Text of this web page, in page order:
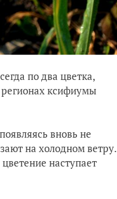
по два цветка,
ксифиумы
вновь не
на холодном ветру.
наступает